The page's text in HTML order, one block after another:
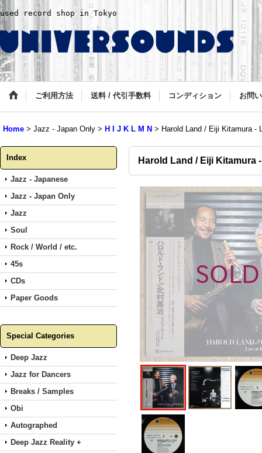
used record shop in Tokyo
ご利用方法 送料 / 代引手数料 コンディション お問
Home > Jazz - Japan Only > H I J K L M N > Harold Land / Eiji Kitamura -
Index
Jazz - Japanese
Jazz - Japan Only
Jazz
Soul
Rock / World / etc.
45s
CDs
Paper Goods
Special Categories
Deep Jazz
Jazz for Dancers
Breaks / Samples
Obi
Autographed
Deep Jazz Reality +
Harold Land / Eiji Kitamura